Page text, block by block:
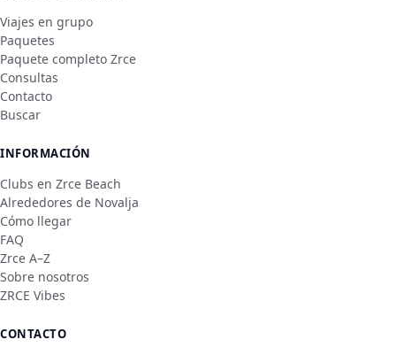
Viajes en grupo
Paquetes
Paquete completo Zrce
Consultas
Contacto
Buscar
INFORMACIÓN
Clubs en Zrce Beach
Alrededores de Novalja
Cómo llegar
FAQ
Zrce A–Z
Sobre nosotros
ZRCE Vibes
CONTACTO